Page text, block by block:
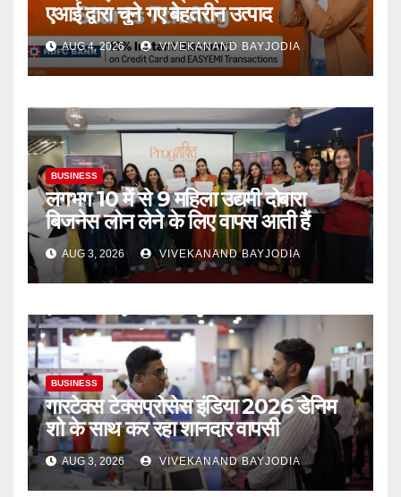
एआई द्वारा चुने गए बेहतरीन उत्पाद
AUG 4, 2026 VIVEKANAND BAYJODIA
BUSINESS
लगभग 10 में से 9 महिला उद्यमी दोबारा
बिजनेस लोन लेने के लिए वापस आती हैं
AUG 3, 2026 VIVEKANAND BAYJODIA
BUSINESS
गारटेक्स टेक्सप्रोसेस इंडिया 2026 डेनिम
शो के साथ कर रहा शानदार वापसी
AUG 3, 2026 VIVEKANAND BAYJODIA